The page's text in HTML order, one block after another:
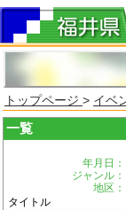
トップページ > イベ
一覧
年月日：
ジャンル：
地区：
タイトル